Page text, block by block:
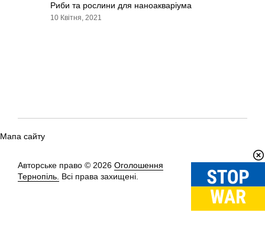
Риби та рослини для наноакваріума
10 Квітня, 2021
Мапа сайту
Авторське право © 2026 Оголошення
Тернопіль. Всі права захищені.
Вгору↑